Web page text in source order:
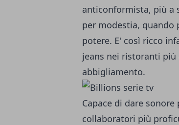
anticonformista, più a
per modestia, quando
potere. E' così ricco
jeans nei ristoranti
abbigliamento.
Capace di dare
collaboratori più